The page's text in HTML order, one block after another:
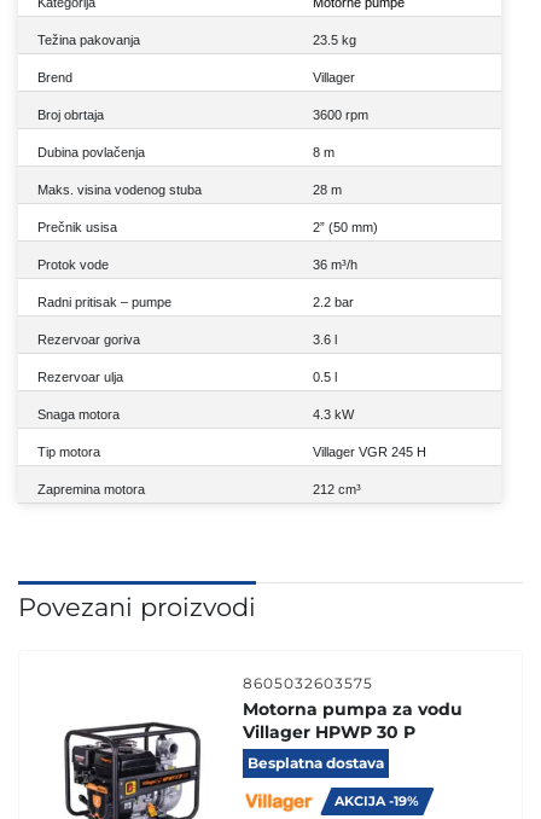
Težina pakovanja 23.5 kg
Brend Villager
Broj obrtaja 3600 rpm
Dubina povlačenja 8 m
Maks. visina vodenog stuba 28 m
Prečnik usisa 2” (50 mm)
Protok vode 36 m³/h
Radni pritisak – pumpe 2.2 bar
Rezervoar goriva 3.6 l
Rezervoar ulja 0.5 l
Snaga motora 4.3 kW
Tip motora Villager VGR 245 H
Zapremina motora 212 cm³
Povezani proizvodi
8605032603575
Motorna pumpa za vodu
Villager HPWP 30 P
Besplatna dostava
AKCIJA -19%